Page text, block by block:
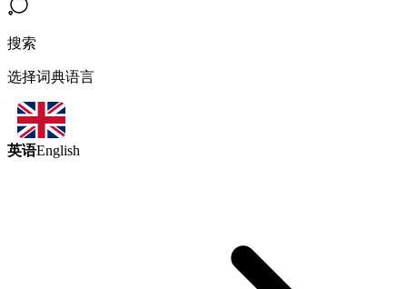
搜索
选择词典语言
英语English